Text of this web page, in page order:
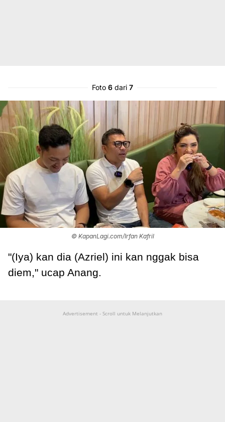
Foto 6 dari 7
© KapanLagi.com/Irfan Kafril
"(Iya) kan dia (Azriel) ini kan nggak bisa
diem," ucap Anang.
Advertisement - Scroll untuk Melanjutkan